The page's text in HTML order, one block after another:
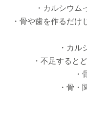
・カルシウム
・骨や歯を作るだ
・カル
・不足すると
・
・骨・